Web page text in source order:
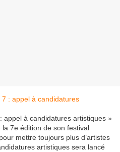
appel à candidatures artistiques »
la 7e édition de son festival
mettre toujours plus d’artistes
artistiques sera lancé